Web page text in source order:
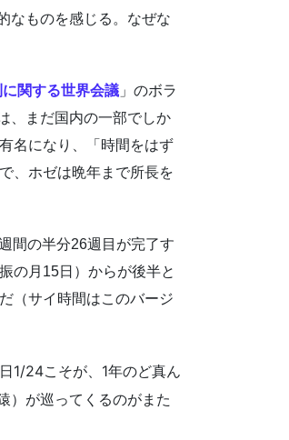
なものを感じる。なぜな
関する世界会議 」のボラ
、まだ国内の一部でしか
名になり、「時間をはず
、ホゼは晩年まで所長を
間の半分26週目が完了す
の月15日）からが後半と
（サイ時間はこのバージ
1/24こそが、1年のど真ん
）が巡ってくるのがまた